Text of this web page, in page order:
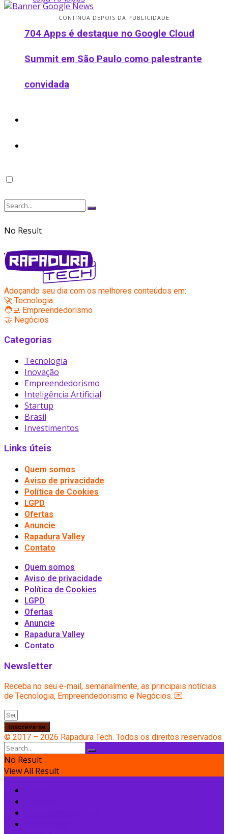
704 Apps é destaque no Google Cloud
Summit em São Paulo como palestrante
convidada
No Result
View All Result
CONTINUA DEPOIS DA PUBLICIDADE
Adoçando seu dia com os melhores conteúdos em:
🚀 Tecnologia
🧑‍💻 Empreendedorismo
🤝 Negócios
Categorias
Tecnologia
Inovação
Empreendedorismo
Inteligência Artificial
Startup
Brasil
Investimentos
Links úteis
Quem somos
Aviso de privacidade
Política de Cookies
LGPD
Ofertas
Anuncie
Rapadura Valley
Contato
Quem somos
Aviso de privacidade
Política de Cookies
LGPD
Ofertas
Anuncie
Rapadura Valley
Contato
Newsletter
Receba no seu e-mail, semanalmente, as principais notícias
de Tecnologia, Empreendedorismo e Negócios. 💌
Inscreva-se
© 2017 – 2026 Rapadura Tech. Todos os direitos reservados
No Result
View All Result